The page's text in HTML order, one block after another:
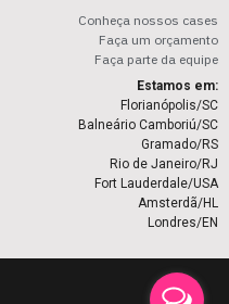
Conheça nossos cases
Faça um orçamento
Faça parte da equipe
Estamos em:
Florianópolis/SC
Balneário Camboriú/SC
Gramado/RS
Rio de Janeiro/RJ
Fort Lauderdale/USA
Amsterdã/HL
Londres/EN